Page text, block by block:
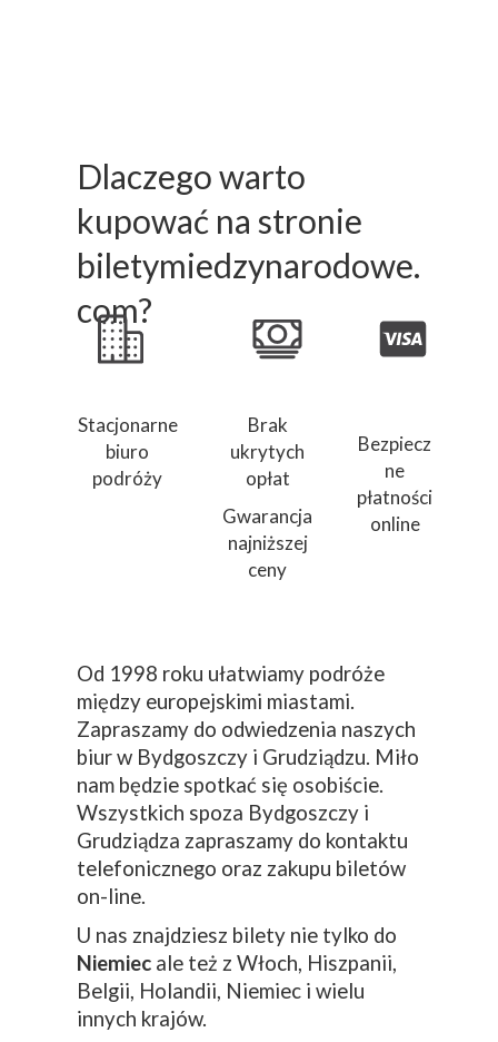
Bezpiecz
ne
płatności
online
Brak
ukrytych
opłat
Gwarancja
najniższej
ceny
Stacjonarne
biuro
podróży
Dlaczego warto
kupować na stronie
biletymiedzynarodowe.
com?
Od 1998 roku ułatwiamy podróże
między europejskimi miastami.
Zapraszamy do odwiedzenia naszych
biur w Bydgoszczy i Grudziądzu. Miło
nam będzie spotkać się osobiście.
Wszystkich spoza Bydgoszczy i
Grudziądza zapraszamy do kontaktu
telefonicznego oraz zakupu biletów
on-line.
U nas znajdziesz bilety nie tylko do
Niemiec ale też z Włoch, Hiszpanii,
Belgii, Holandii, Niemiec i wielu
innych krajów.